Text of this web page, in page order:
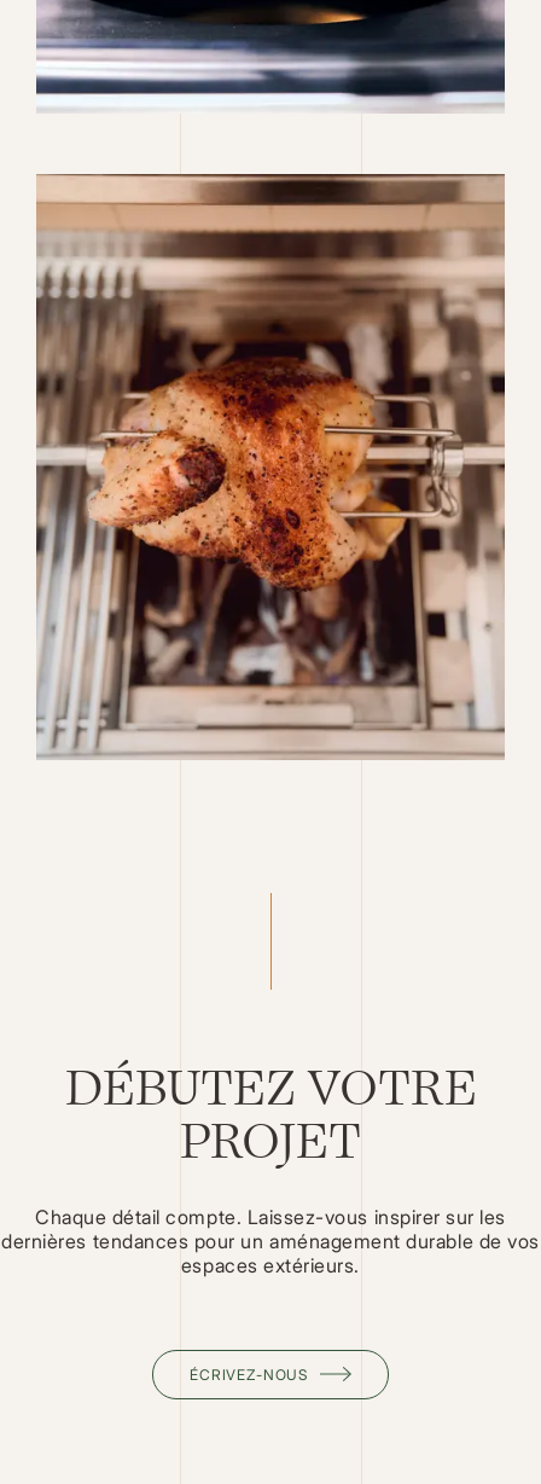
DÉBUTEZ VOTRE
PROJET
Chaque détail compte. Laissez-vous inspirer sur les
dernières tendances pour un aménagement durable de vos
espaces extérieurs.
ÉCRIVEZ-NOUS